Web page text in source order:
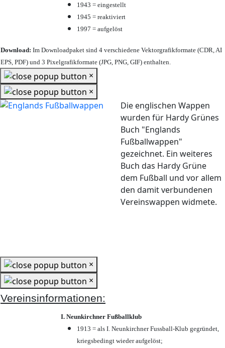
1943 = eingestellt
1945 = reaktiviert
1997 = aufgelöst
Download: Im Downloadpaket sind 4 verschiedene Vektorgrafikformate (CDR, AI
EPS, PDF) und 3 Pixelgrafikformate (JPG, PNG, GIF) enthalten.
×
×
Die englischen Wappen
wurden für Hardy Grünes
Buch "Englands
Fußballwappen"
gezeichnet. Ein weiteres
Buch das Hardy Grüne
dem Fußball und vor allem
den damit verbundenen
Vereinswappen widmete.
×
×
Vereinsinformationen:
I. Neunkirchner Fußballklub
1913 = als I. Neunkirchner Fussball-Klub gegründet,
kriegsbedingt wieder aufgelöst;